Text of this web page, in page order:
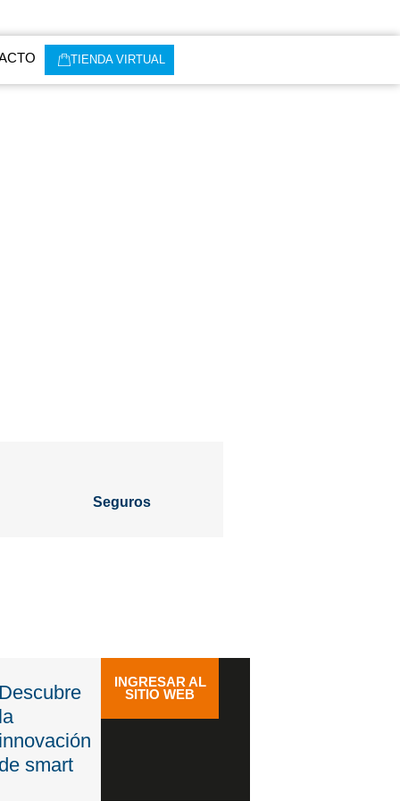
TIENDA VIRTUAL
Seguros
Descubre
la
innovación
de smart
INGRESAR AL
SITIO WEB